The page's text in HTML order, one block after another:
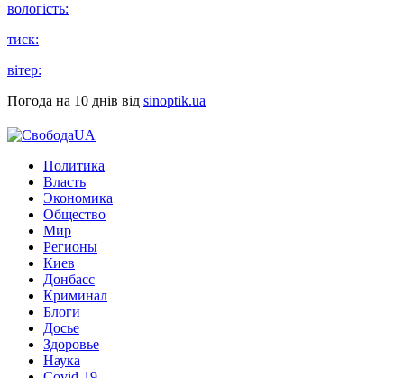
вологість:
тиск:
вітер:
Погода на 10 днів від sinoptik.ua
Политика
Власть
Экономика
Общество
Мир
Регионы
Киев
Донбасс
Криминал
Блоги
Досье
Здоровье
Наука